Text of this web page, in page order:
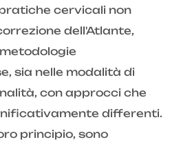
cervicali non
dell'Atlante,
sia nelle modalità di
con approcci che
differenti.
principio, sono